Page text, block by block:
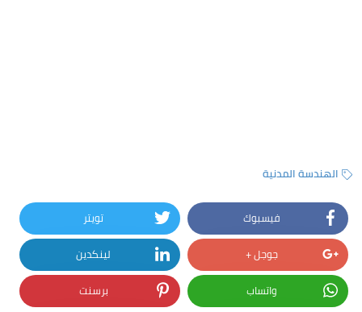
الهندسة المدنية
فيسبوك
تويتر
جوجل +
لينكدين
واتساب
برسنت